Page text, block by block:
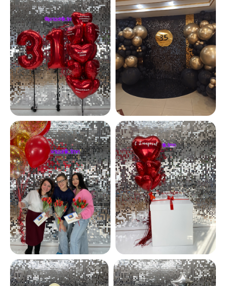
ДОСТАВКА
Ежедневно, круглосуточно
САМОВЫВОЗ
С 10:00 до 19:30
КАТАЛОГ
Для девушек
Для мужчин
Для детей
Цифры
Хиты продаж
Акции
ИНФОРМАЦИЯ
Доставка и оплата
Акции
Гарантия и возврат
Наши работы
Отзывы
Контакты
РАБОТАЕМ ЕЖЕДНЕВНО
+7 (3452) 78-05-55
+7 952 678‑05‑55
ТЮМЕНЬ, УЛ. МУРАВЛЕНКО Д. 13
Смотреть в 2ГИССмотреть в Яндекс
МЫ ОНЛАЙН